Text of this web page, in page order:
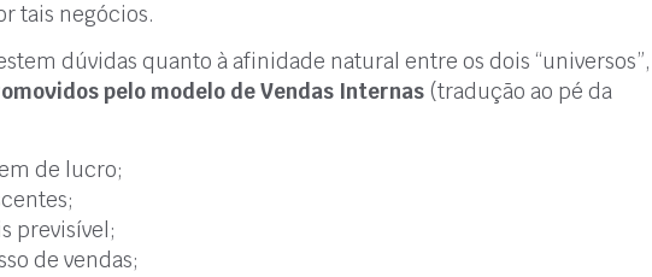
tais negócios.
dúvidas quanto à afinidade natural entre os dois “universos”,
pelo modelo de Vendas Internas (tradução ao pé da
de lucro;
previsível;
de vendas;